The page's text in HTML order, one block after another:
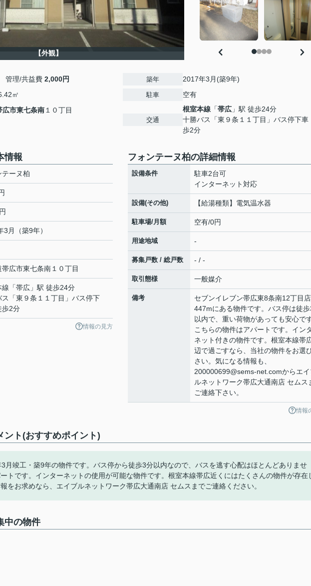
【外観】
管理/共益費 2,000円
㎡
広市東七条南 １０丁目
築年 2017年3月(築9年)
駐車 空有
交通
根室本線 「帯広 」駅 徒歩24分
十勝バス「東９条１１丁目」バス停下
歩2分
情報
テーヌ柏
3月（築9年）
帯広市東七条南 １０丁目
線 「帯広 」駅 徒歩24分
ス「東９条１１丁目」バス停下
2分
情報の見方
フォンテーヌ柏の詳細情報
設備条件
駐車2台可
インターネット対応
設備(その他) 【給湯種類】電気温水器
駐車場/月額 空有/0円
用途地域 -
募集戸数 / 総戸数 - / -
取引態様 一般媒介
備考
セブンイレブン帯広東8条南12丁目
447mにある物件です。バス停は徒
以内で、重い荷物があっても安心です
こちらの物件はアパートです。イン
ネット付きの物件です。根室本線帯
辺で過ごすなら、当社の物件をお選
さい。気になる情報も、
200000699@sems-net.comからエ
ルネットワーク帯広大通南店 セムス
ご連絡下さい。
情報
ント(おすすめポイント)
月竣工・築9年の物件です。バス停から徒歩3分以内なので、バスを逃す心配はほとんどありませ
トです。インターネットの使用が可能な物件です。根室本線帯広近くにはたくさんの物件が存在
をお求めなら、エイブルネットワーク帯広大通南店 セムスまでご連絡ください。
中の物件